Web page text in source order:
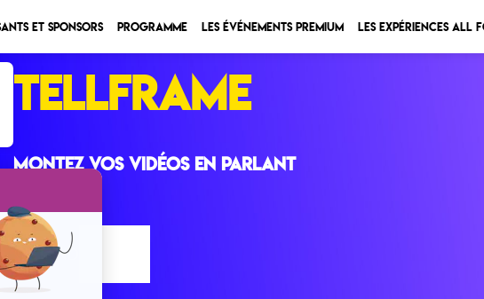
et sponsors Programme Les Événements Premium Les expériences All
TELLFRAME
Montez vos vidéos en parlant
STAND